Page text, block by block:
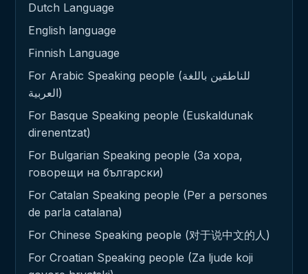
Dutch Language
English language
Finnish Language
For Arabic Speaking people (للناطقين باللغة
العربية)
For Basque Speaking people (Euskaldunak
direnentzat)
For Bulgarian Speaking people (За хора,
говорещи на български)
For Catalan Speaking people (Per a persones
de parla catalana)
For Chinese Speaking people (对于说中文的人)
For Croatian Speaking people (Za ljude koji